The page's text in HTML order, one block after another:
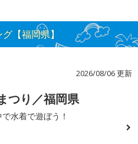
【福岡県】
2026/08/06 更新
つり／福岡県
水着で遊ぼう！